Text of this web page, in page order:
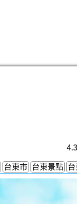
台東市 台東景點 台